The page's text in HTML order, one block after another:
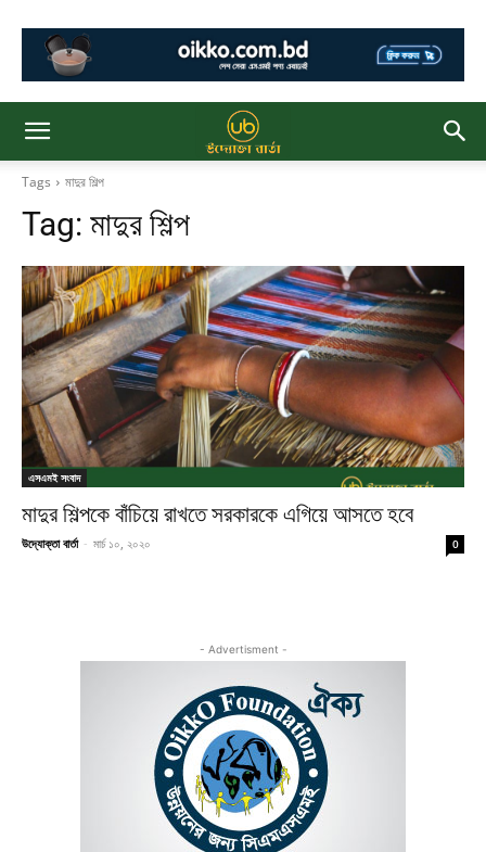
Tags মাদুর শিল্প
Tag: মাদুর শিল্প
এসএমই সংবাদ
মাদুর শিল্পকে বাঁচিয়ে রাখতে সরকারকে এগিয়ে আসতে হবে
উদ্যোক্তা বার্তা - মার্চ ১০, ২০২০ 0
- Advertisment -